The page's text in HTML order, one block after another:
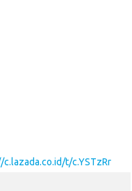
c.lazada.co.id/t/c.YSTzRr